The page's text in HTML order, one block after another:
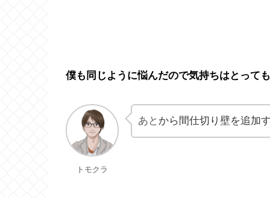
僕も同じように悩んだので気持ちはとって
トモクラ
あと から間仕切り壁を追加